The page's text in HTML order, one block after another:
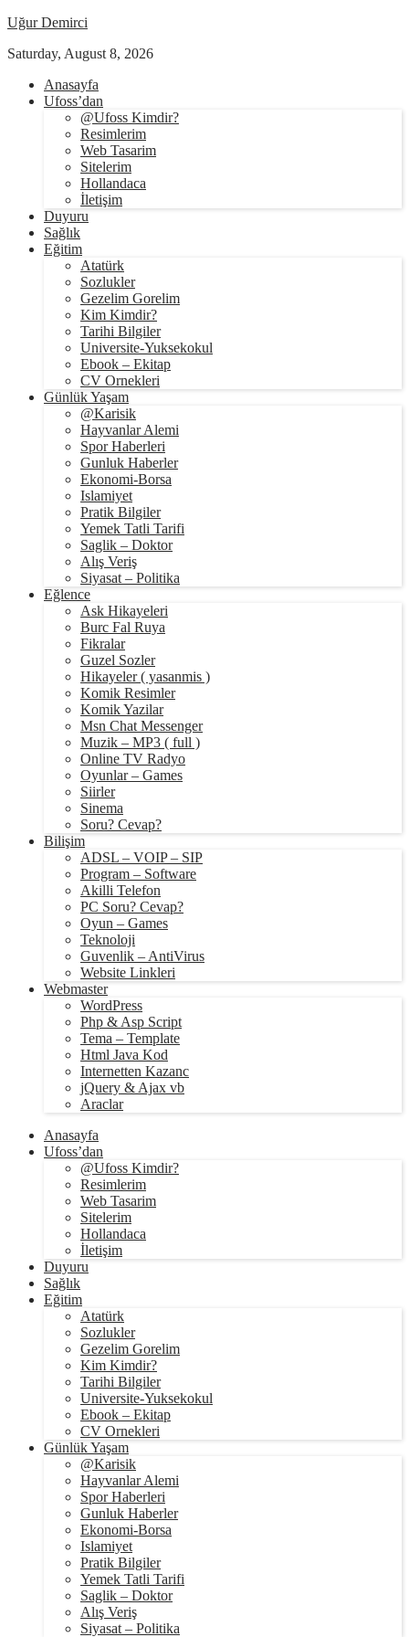
Uğur Demirci
Saturday, August 8, 2026
Anasayfa
Ufoss’dan
@Ufoss Kimdir?
Resimlerim
Web Tasarim
Sitelerim
Hollandaca
İletişim
Duyuru
Sağlık
Eğitim
Atatürk
Sozlukler
Gezelim Gorelim
Kim Kimdir?
Tarihi Bilgiler
Universite-Yuksekokul
Ebook – Ekitap
CV Ornekleri
Günlük Yaşam
@Karisik
Hayvanlar Alemi
Spor Haberleri
Gunluk Haberler
Ekonomi-Borsa
Islamiyet
Pratik Bilgiler
Yemek Tatli Tarifi
Saglik – Doktor
Alış Veriş
Siyasat – Politika
Eğlence
Ask Hikayeleri
Burc Fal Ruya
Fikralar
Guzel Sozler
Hikayeler ( yasanmis )
Komik Resimler
Komik Yazilar
Msn Chat Messenger
Muzik – MP3 ( full )
Online TV Radyo
Oyunlar – Games
Siirler
Sinema
Soru? Cevap?
Bilişim
ADSL – VOIP – SIP
Program – Software
Akilli Telefon
PC Soru? Cevap?
Oyun – Games
Teknoloji
Guvenlik – AntiVirus
Website Linkleri
Webmaster
WordPress
Php & Asp Script
Tema – Template
Html Java Kod
Internetten Kazanc
jQuery & Ajax vb
Araclar
Anasayfa
Ufoss’dan
@Ufoss Kimdir?
Resimlerim
Web Tasarim
Sitelerim
Hollandaca
İletişim
Duyuru
Sağlık
Eğitim
Atatürk
Sozlukler
Gezelim Gorelim
Kim Kimdir?
Tarihi Bilgiler
Universite-Yuksekokul
Ebook – Ekitap
CV Ornekleri
Günlük Yaşam
@Karisik
Hayvanlar Alemi
Spor Haberleri
Gunluk Haberler
Ekonomi-Borsa
Islamiyet
Pratik Bilgiler
Yemek Tatli Tarifi
Saglik – Doktor
Alış Veriş
Siyasat – Politika